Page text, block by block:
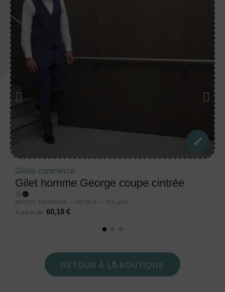
Gilets commerce
Gilet homme George coupe cintrée
BROOK TAVERNER — BT1914 — 315 g/m²
À partir de
60,18 €
RETOUR À LA BOUTIQUE